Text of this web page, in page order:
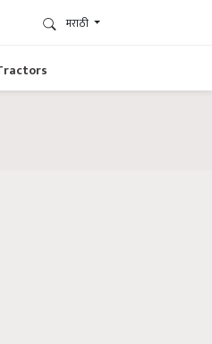
मराठी